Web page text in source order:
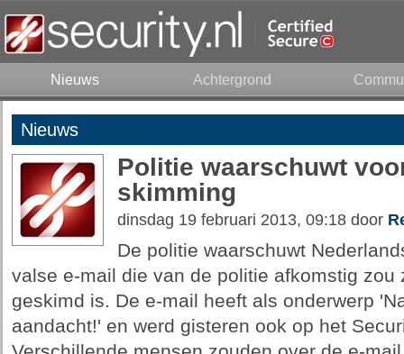
Nieuws Achtergrond
Nieuws
Politie waarschuwt
skimming
dinsdag 19 februari 2013, 09:18 door
De politie waarschuwt
valse e-mail die van de politie afkomstig
geskimd is. De e-mail heeft als onderwerp
aandacht!' en werd gisteren ook op het